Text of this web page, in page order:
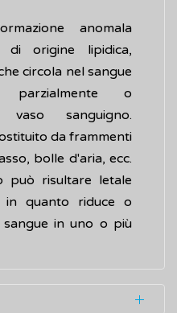
anomala
di origine lipidica,
circola nel sangue
o
vaso sanguigno.
da frammenti
bolle d'aria, ecc.
può risultare letale
quanto riduce o
sangue in uno o più